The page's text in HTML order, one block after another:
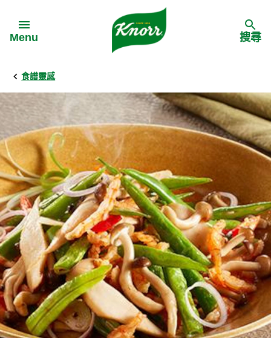
Menu
Back
食譜靈感
料理食材
料理方式
季節節慶
多國料理
料理種類
Back
家樂牌產品
家樂牌純鮮雞粉
家樂牌雞粉
家樂牌鮮菇粉
家樂牌濃湯寶
家樂牌雞汁
家樂牌快熟通心粉
Back
主頁
背景
甚麼是愛環境食材
愛環境食材名單
愛環境食材食譜
愛環境食材篩選條件
搜尋
食譜靈感